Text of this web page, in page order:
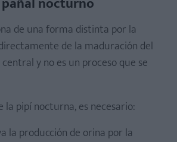
de una forma distinta por la
de la maduración del
y no es un proceso que se
la pipí nocturna, es necesario:
la producción de orina por la